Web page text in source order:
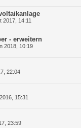
2017, 14:11
- erweitern
2018, 10:19
22:04
15:31
23:59